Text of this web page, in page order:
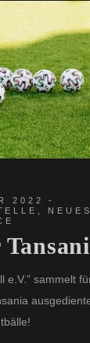
2022
NEUES
e.V.” sammelt